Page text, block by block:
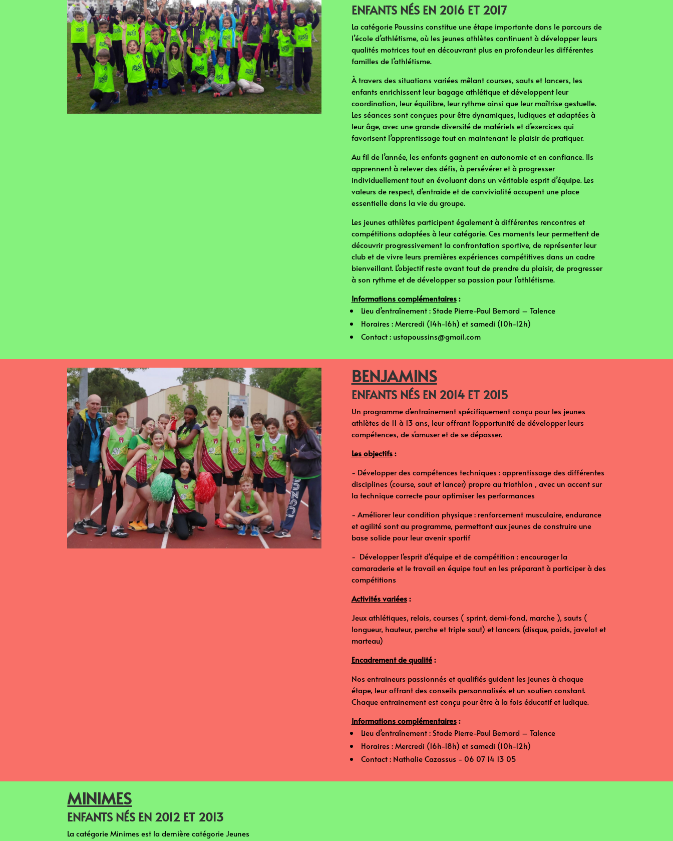
ENFANTS NÉS EN 2016 ET 2017
La catégorie Poussins constitue une étape importante dans le parcours de
l’école d’athlétisme, où les jeunes athlètes continuent à développer leurs
qualités motrices tout en découvrant plus en profondeur les différentes
familles de l’athlétisme.
À travers des situations variées mêlant courses, sauts et lancers, les
enfants enrichissent leur bagage athlétique et développent leur
coordination, leur équilibre, leur rythme ainsi que leur maîtrise gestuelle.
Les séances sont conçues pour être dynamiques, ludiques et adaptées à
leur âge, avec une grande diversité de matériels et d’exercices qui
favorisent l’apprentissage tout en maintenant le plaisir de pratiquer.
Au fil de l’année, les enfants gagnent en autonomie et en confiance. Ils
apprennent à relever des défis, à persévérer et à progresser
individuellement tout en évoluant dans un véritable esprit d’équipe. Les
valeurs de respect, d’entraide et de convivialité occupent une place
essentielle dans la vie du groupe.
Les jeunes athlètes participent également à différentes rencontres et
compétitions adaptées à leur catégorie. Ces moments leur permettent de
découvrir progressivement la confrontation sportive, de représenter leur
club et de vivre leurs premières expériences compétitives dans un cadre
bienveillant. L’objectif reste avant tout de prendre du plaisir, de progresser
à son rythme et de développer sa passion pour l’athlétisme.
Informations complémentaires:
⁠ ⁠Lieu d’entraînement : Stade Pierre-Paul Bernard – Talence
⁠ ⁠Horaires : Mercredi (14h-16h) et samedi (10h-12h)
⁠ ⁠Contact : ustapoussins@gmail.com
BENJAMINS
ENFANTS NÉS EN 2014 ET 2015
Un programme d'entrainement spécifiquement conçu pour les jeunes
athlètes de 11 à 13 ans, leur offrant l'opportunité de développer leurs
compétences, de s'amuser et de se dépasser.
Les objectifs:
- Développer des compétences techniques : apprentissage des différentes
disciplines (course, saut et lancer) propre au triathlon , avec un accent sur
la technique correcte pour optimiser les performances
- Améliorer leur condition physique : renforcement musculaire, endurance
et agilité sont au programme, permettant aux jeunes de construire une
base solide pour leur avenir sportif
- Développer l'esprit d'équipe et de compétition : encourager la
camaraderie et le travail en équipe tout en les préparant à participer à des
compétitions
Activités variées:
Jeux athlétiques, relais, courses ( sprint, demi-fond, marche ), sauts (
longueur, hauteur, perche et triple saut) et lancers (disque, poids, javelot et
marteau)
Encadrement de qualité:
Nos entraineurs passionnés et qualifiés guident les jeunes à chaque
étape, leur offrant des conseils personnalisés et un soutien constant.
Chaque entrainement est conçu pour être à la fois éducatif et ludique.
Informations complémentaires:
⁠ ⁠Lieu d’entraînement : Stade Pierre-Paul Bernard – Talence
⁠ ⁠Horaires : Mercredi (16h-18h) et samedi (10h-12h)
⁠ ⁠Contact : Nathalie Cazassus - 06 07 14 13 05
MINIMES
ENFANTS NÉS EN 2012 ET 2013
La catégorie Minimes est la dernière catégorie Jeunes